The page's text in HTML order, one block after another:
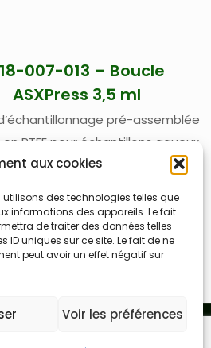
aux cookies
utilisons des technologies telles que
informations des appareils. Le fait
de traiter des données telles
uniques sur ce site. Le fait de ne
peut avoir un effet négatif sur
Voir les préférences
007-013 – Boucle
ASXPress 3,5 ml
pré-assemblée
en PTFE pour échantillons aqueux
DSA-7 et vanne ASXpress